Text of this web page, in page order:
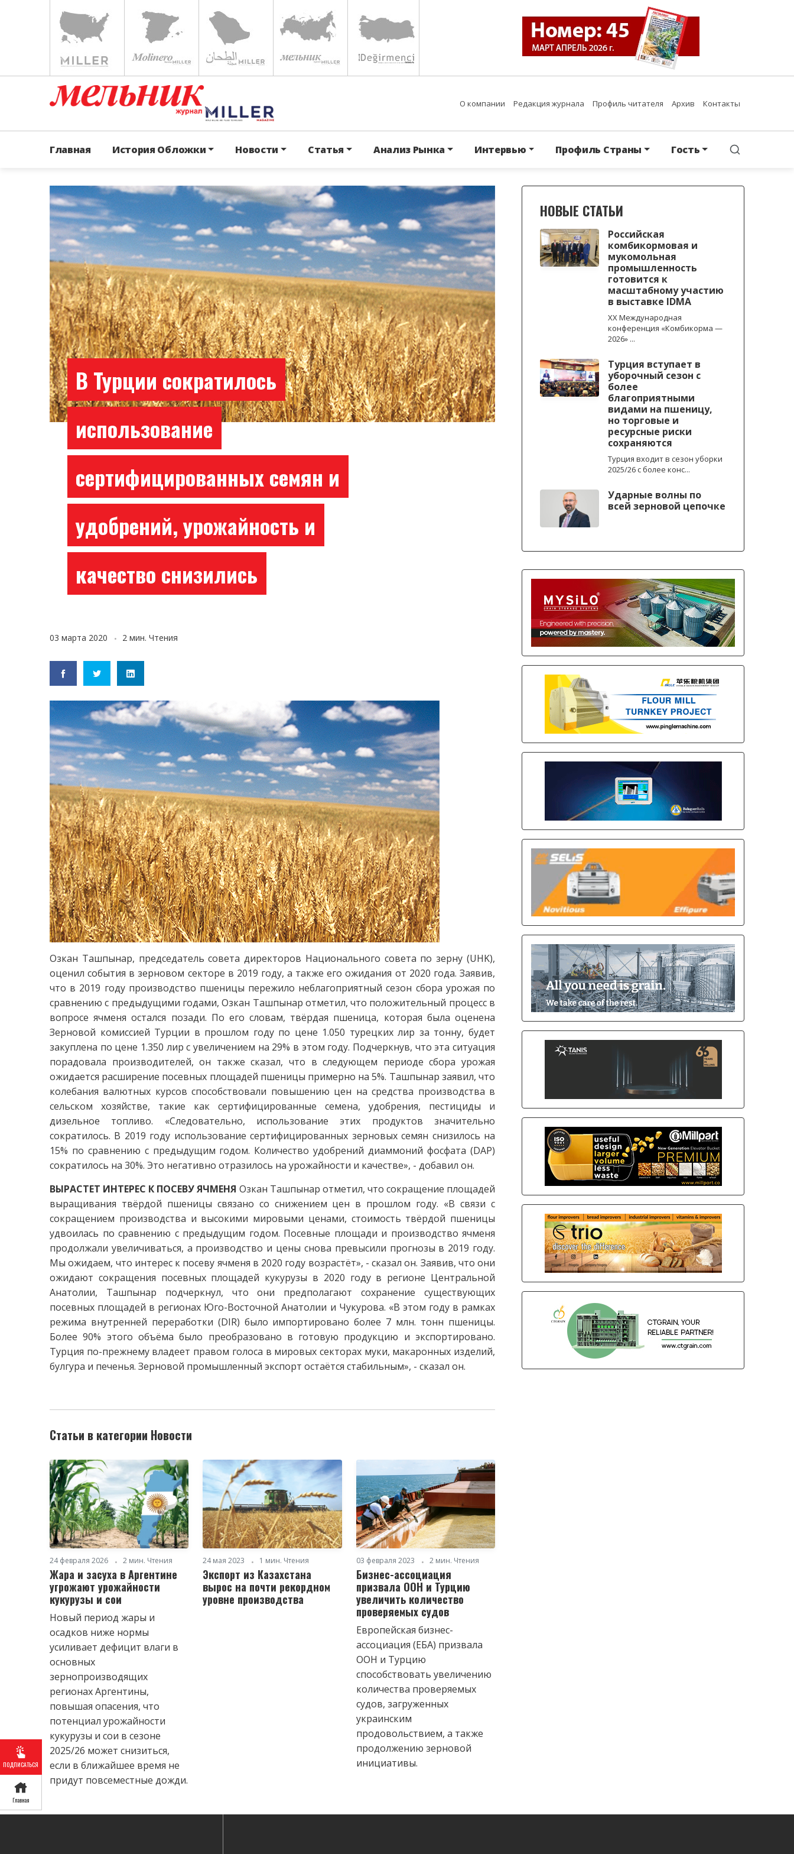
О компании Редакция журнала Профиль читателя Архив Контакты
Главная История Обложки Новости Статья Анализ Рынка Интервью Профиль Страны Гость
ПОДПИСАТЬСЯ
Главная
В Турции сократилось
использование
сертифицированных семян и
удобрений, урожайность и
качество снизились
03 марта 2020 2 мин. Чтения
Озкан Ташпынар, председатель совета директоров Национального совета по зерну (UHK),
оценил события в зерновом секторе в 2019 году, а также его ожидания от 2020 года. Заявив,
что в 2019 году производство пшеницы пережило неблагоприятный сезон сбора урожая по
сравнению с предыдущими годами, Озкан Ташпынар отметил, что положительный процесс в
вопросе ячменя остался позади. По его словам, твёрдая пшеница, которая была оценена
Зерновой комиссией Турции в прошлом году по цене 1.050 турецких лир за тонну, будет
закуплена по цене 1.350 лир с увеличением на 29% в этом году. Подчеркнув, что эта ситуация
порадовала производителей, он также сказал, что в следующем периоде сбора урожая
ожидается расширение посевных площадей пшеницы примерно на 5%. Ташпынар заявил, что
колебания валютных курсов способствовали повышению цен на средства производства в
сельском хозяйстве, такие как сертифицированные семена, удобрения, пестициды и
дизельное топливо. «Следовательно, использование этих продуктов значительно
сократилось. В 2019 году использование сертифицированных зерновых семян снизилось на
15% по сравнению с предыдущим годом. Количество удобрений диаммоний фосфата (DAP)
сократилось на 30%. Это негативно отразилось на урожайности и качестве», - добавил он.
ВЫРАСТЕТ ИНТЕРЕС К ПОСЕВУ ЯЧМЕНЯ Озкан Ташпынар отметил, что сокращение площадей
выращивания твёрдой пшеницы связано со снижением цен в прошлом году. «В связи с
сокращением производства и высокими мировыми ценами, стоимость твёрдой пшеницы
удвоилась по сравнению с предыдущим годом. Посевные площади и производство ячменя
продолжали увеличиваться, а производство и цены снова превысили прогнозы в 2019 году.
Мы ожидаем, что интерес к посеву ячменя в 2020 году возрастёт», - сказал он. Заявив, что они
ожидают сокращения посевных площадей кукурузы в 2020 году в регионе Центральной
Анатолии, Ташпынар подчеркнул, что они предполагают сохранение существующих
посевных площадей в регионах Юго-Восточной Анатолии и Чукурова. «В этом году в рамках
режима внутренней переработки (DIR) было импортировано более 7 млн. тонн пшеницы.
Более 90% этого объёма было преобразовано в готовую продукцию и экспортировано.
Турция по-прежнему владеет правом голоса в мировых секторах муки, макаронных изделий,
булгура и печенья. Зерновой промышленный экспорт остаётся стабильным», - сказал он.
Статьи в категории Новости
24 февраля 2026 2 мин. Чтения
Жара и засуха в Аргентине
угрожают урожайности
кукурузы и сои
Новый период жары и
осадков ниже нормы
усиливает дефицит влаги в
основных
зернопроизводящих
регионах Аргентины,
повышая опасения, что
потенциал урожайности
кукурузы и сои в сезоне
2025/26 может снизиться,
если в ближайшее время не
придут повсеместные дожди.
24 мая 2023 1 мин. Чтения
Экспорт из Казахстана
вырос на почти рекордном
уровне производства
03 февраля 2023 2 мин. Чтения
Бизнес-ассоциация
призвала ООН и Турцию
увеличить количество
проверяемых судов
Европейская бизнес-
ассоциация (ЕБА) призвала
ООН и Турцию
способствовать увеличению
количества проверяемых
судов, загруженных
украинским
продовольствием, а также
продолжению зерновой
инициативы.
НОВЫЕ СТАТЬИ
Российская
комбикормовая и
мукомольная
промышленность
готовится к
масштабному участию
в выставке IDMA
XX Международная
конференция «Комбикорма —
2026» ...
Турция вступает в
уборочный сезон с
более
благоприятными
видами на пшеницу,
но торговые и
ресурсные риски
сохраняются
Турция входит в сезон уборки
2025/26 с более конс...
Ударные волны по
всей зерновой цепочке